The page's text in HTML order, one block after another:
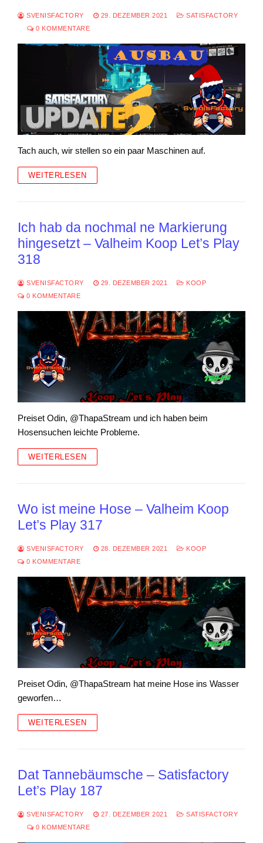
SVENISFACTORY 29. DEZEMBER 2021
SATISFACTORY
0 KOMMENTARE
Tach auch, wir stellen so ein paar Maschinen auf.
WEITERLESEN
Ich hab da nochmal ne Markierung
hingesetzt – Valheim Koop Let’s Play
318
SVENISFACTORY 29. DEZEMBER 2021
KOOP
0 KOMMENTARE
Preiset Odin, @ThapaStream und ich haben beim
Hosensuchen leichte Probleme.
WEITERLESEN
Wo ist meine Hose – Valheim Koop
Let’s Play 317
SVENISFACTORY 28. DEZEMBER 2021
KOOP
0 KOMMENTARE
Preiset Odin, @ThapaStream hat meine Hose ins Wasser
geworfen…
WEITERLESEN
Dat Tannebäumsche – Satisfactory
Let’s Play 187
SVENISFACTORY 27. DEZEMBER 2021
SATISFACTORY
0 KOMMENTARE